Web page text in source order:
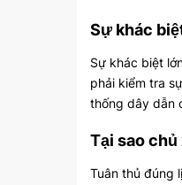
Sự khác
Sự khác biệt
phải kiểm tra
thống dây dẫn
Tại sao chủ
Tuân thủ đúng